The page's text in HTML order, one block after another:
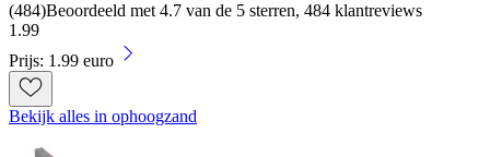
(484)Beoordeeld met 4.7 van de 5 sterren, 484 klantreviews
1.99
Prijs: 1.99 euro
Bekijk alles in ophoogzand